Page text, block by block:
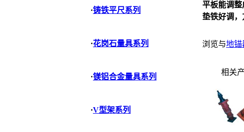
·铸铁平尺系列
·花岗石量具系列
·镁铝合金量具系列
·V型架系列
平板能调整
垫铁好调，
浏览与地锚
相关